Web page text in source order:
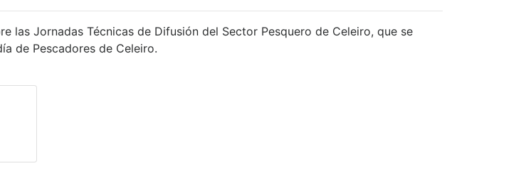
las Jornadas Técnicas de Difusión del Sector Pesquero de Celeiro, que se
de Pescadores de Celeiro.